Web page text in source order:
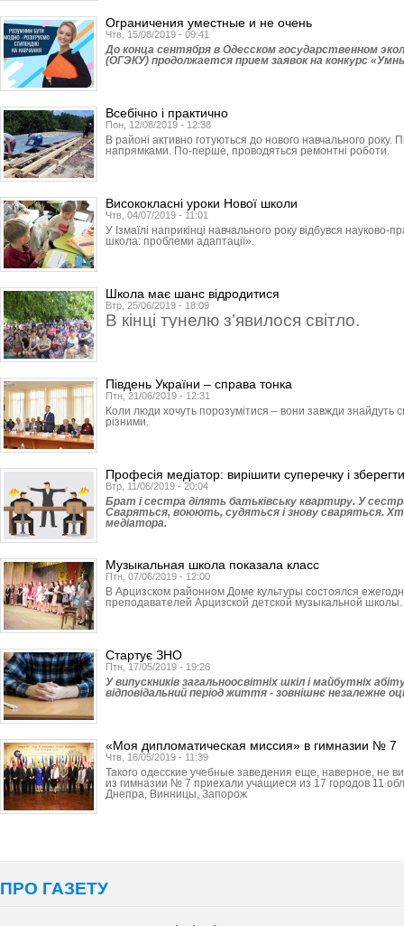
Ограничения уместные и не очень
Чтв, 15/08/2019 - 09:41
До конца сентября в Одесском государственном
(ОГЭКУ) продолжается прием заявок на конкурс
Всебічно і практично
Пон, 12/08/2019 - 12:38
В районі активно готуються до нового навчального року.
напрямками. По-перше, проводяться ремонтні роботи.
Висококласні уроки Нової школи
Чтв, 04/07/2019 - 11:01
У Ізмаїлі наприкінці навчального року відбувся науково-
школа: проблеми адаптації».
Школа має шанс відродитися
Втр, 25/06/2019 - 18:09
В кінці тунелю з’явилося світло.
Південь України – справа тонка
Птн, 21/06/2019 - 12:31
Коли люди хочуть порозумітися – вони завжди знайдуть
різними.
Професія медіатор: вирішити суперечку і
Втр, 11/06/2019 - 20:04
Брат і сестра ділять батьківську квартиру. У
Сваряться, воюють, судяться і знову сваряться.
медіатора.
Музыкальная школа показала класс
Птн, 07/06/2019 - 12:00
В Арцизском районном Доме культуры состоялся
преподавателей Арцизской детской музыкальной школы.
Стартує ЗНО
Птн, 17/05/2019 - 19:26
У випускників загальноосвітніх шкіл і майбутніх
відповідальний період життя - зовнішнє незалежне
«Моя дипломатическая миссия» в гимназии № 7
Чтв, 16/05/2019 - 11:39
Такого одесские учебные заведения еще, наверное, не
из гимназии № 7 приехали учащиеся из 17 городов 11
Днепра, Винницы, Запорож
ПРО ГАЗЕТУ